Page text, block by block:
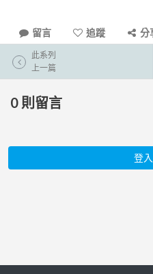
留言 追蹤 分
此系列
上一篇
0 則留言
登